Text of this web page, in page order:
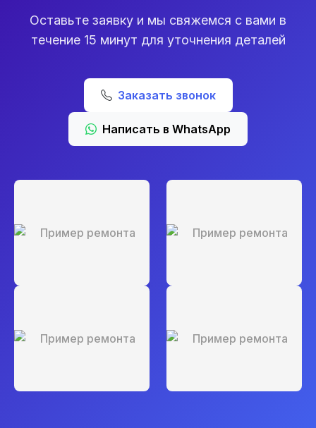
Оставьте заявку и мы свяжемся с вами в
течение 15 минут для уточнения деталей
Заказать звонок
Написать в WhatsApp